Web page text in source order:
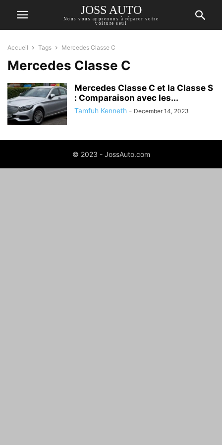
JOSS AUTO
Nous vous apprenons à réparer votre
voiture seul
Accueil Tags Mercedes Classe C
Mercedes Classe C
Mercedes Classe C et la Classe S
: Comparaison avec les...
Tamfuh Kenneth - December 14, 2023
© 2023 - JossAuto.com